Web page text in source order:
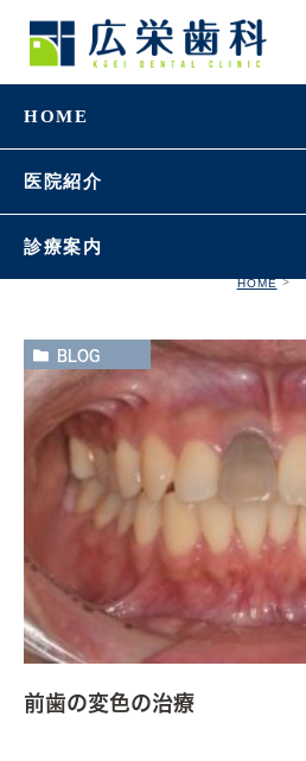
HOME
医院紹介
診療案内
HOME
BLOG
前歯の変色の治療